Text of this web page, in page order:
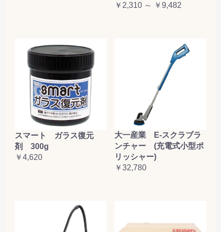
￥2,310 ～ ￥9,482
スマート ガラス復元
剤 300g
￥4,620
大一産業 E-スクラブラ
ンチャー (充電式小型ポ
リッシャー)
￥32,780